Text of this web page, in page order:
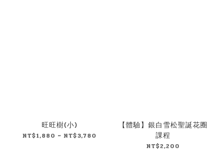
旺旺樹(小)
NT$1,880 ~ NT$3,780
【體驗】銀白雪松聖誕花圈
課程
NT$2,200